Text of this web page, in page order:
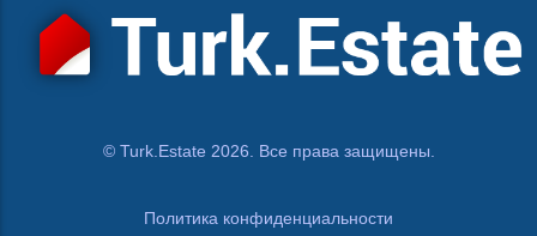
© Turk.Estate 2026. Все права защищены.
Политика конфиденциальности